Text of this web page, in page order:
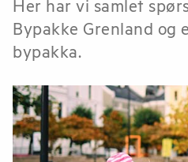
Her har vi samlet
Bypakke Grenland og
bypakka.